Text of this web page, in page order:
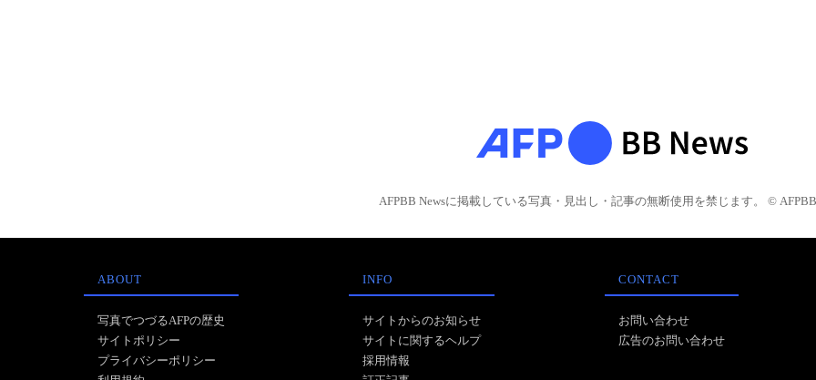
AFPBB Newsに掲載している写真・見出し・記事の無断使用を禁じます。 © AFPBB
ABOUT
写真でつづるAFPの歴史
サイトポリシー
プライバシーポリシー
INFO
サイトからのお知らせ
サイトに関するヘルプ
採用情報
CONTACT
お問い合わせ
広告のお問い合わせ